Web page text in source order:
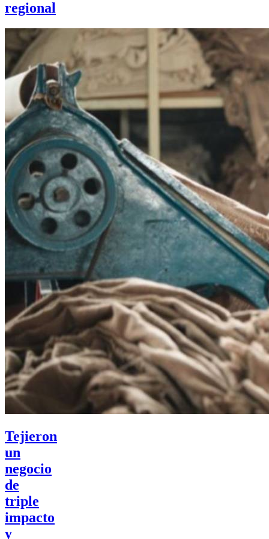
regional
Tejieron
un
negocio
de
triple
impacto
y